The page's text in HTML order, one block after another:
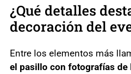
¿Qué detalles
decoración del
Entre los elementos más
el pasillo con fotografías de